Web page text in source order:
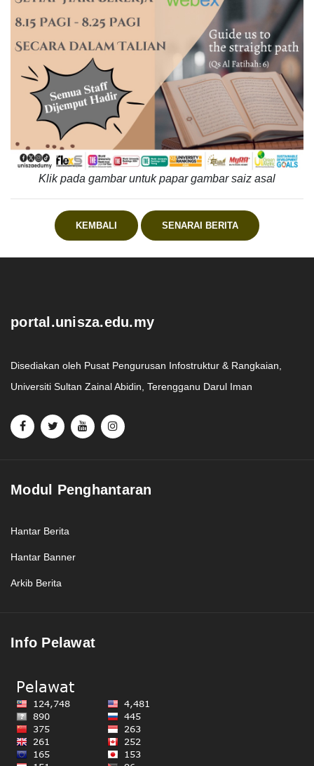
Klik pada gambar untuk papar gambar saiz asal
KEMBALI SENARAI BERITA
portal.unisza.edu.my
Disediakan oleh Pusat Pengurusan Infostruktur & Rangkaian,
Universiti Sultan Zainal Abidin, Terengganu Darul Iman
Modul Penghantaran
Hantar Berita
Hantar Banner
Arkib Berita
Info Pelawat